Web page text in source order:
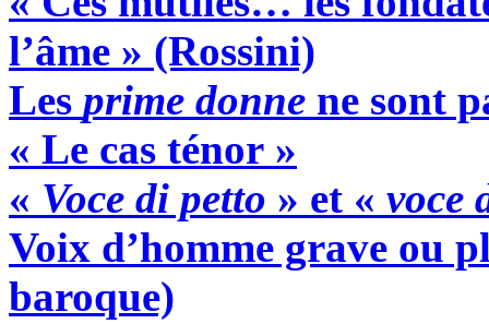
l’âme » (Rossini)
Les prime donne ne sont
« Le cas ténor »
« Voce di petto » et « voce
Voix d’homme grave ou
baroque)